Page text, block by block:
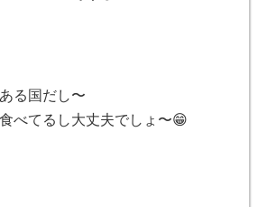
る国だし〜
べてるし大丈夫でしょ〜😁